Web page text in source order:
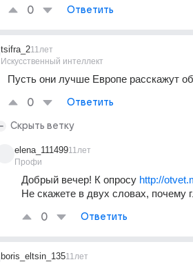
0 Ответить
tsifra_2
Искусственный интеллект
11лет
Пусть они лучше Европе расскажут
0 Ответить
Скрыть ветку
elena_111499
Профи
11лет
Добрый вечер! К опросу http://
Не скажете в двух словах, почему
0 Ответить
boris_eltsin_13511лет